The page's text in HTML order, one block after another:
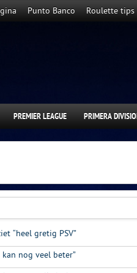
Punto Banco Roulette tips
PREMIER LEAGUE PRIMERA
“heel gretig PSV”
kan nog veel beter”